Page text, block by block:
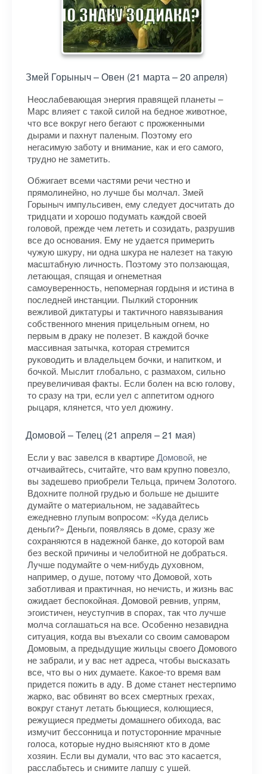
Змей Горыныч – Овен (21 марта – 20 апреля)
Неослабевающая энергия правящей планеты –
Марс влияет с такой силой на бедное животное,
что все вокруг него бегают с прожженными
дырами и пахнут паленым. Поэтому его
негасимую заботу и внимание, как и его самого,
трудно не заметить.
Обжигает всеми частями речи честно и
прямолинейно, но лучше бы молчал. Змей
Горыныч импульсивен, ему следует досчитать до
тридцати и хорошо подумать каждой своей
головой, прежде чем лететь и созидать, разрушив
все до основания. Ему не удается примерить
чужую шкуру, ни одна шкура не налезет на такую
масштабную личность. Поэтому это ползающая,
летающая, спящая и огнеметная
самоуверенность, непомерная гордыня и истина в
последней инстанции. Пылкий сторонник
вежливой диктатуры и тактичного навязывания
собственного мнения прицельным огнем, но
первым в драку не полезет. В каждой бочке
массивная затычка, которая стремится
руководить и владельцем бочки, и напитком, и
бочкой. Мыслит глобально, с размахом, сильно
преувеличивая факты. Если болен на всю голову,
то сразу на три, если уел с аппетитом одного
рыцаря, клянется, что уел дюжину.
Домовой – Телец (21 апреля – 21 мая)
Если у вас завелся в квартиреДомовой, не
отчаивайтесь, считайте, что вам крупно повезло,
вы задешево приобрели Тельца, причем Золотого.
Вдохните полной грудью и больше не дышите
думайте о материальном, не задавайтесь
ежедневно глупым вопросом: «Куда делись
деньги?» Деньги, появляясь в доме, сразу же
сохраняются в надежной банке, до которой вам
без веской причины и челобитной не добраться.
Лучше подумайте о чем-нибудь духовном,
например, о душе, потому что Домовой, хоть
заботливая и практичная, но нечисть, и жизнь вас
ожидает беспокойная. Домовой ревнив, упрям,
эгоистичен, неуступчив в спорах, так что лучше
молча соглашаться на все. Особенно незавидна
ситуация, когда вы въехали со своим самоваром
Домовым, а предыдущие жильцы своего Домового
не забрали, и у вас нет адреса, чтобы высказать
все, что вы о них думаете. Какое-то время вам
придется пожить в аду. В доме станет нестерпимо
жарко, вас обвинят во всех смертных грехах,
вокруг станут летать бьющиеся, колющиеся,
режущиеся предметы домашнего обихода, вас
измучит бессонница и потусторонние мрачные
голоса, которые нудно выясняют кто в доме
хозяин. Если вы думали, что вас это касается,
расслабьтесь и снимите лапшу с ушей.